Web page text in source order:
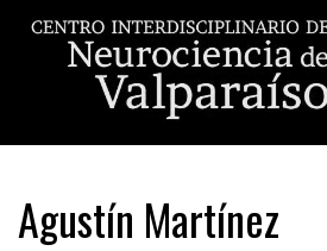
Agustín Martínez